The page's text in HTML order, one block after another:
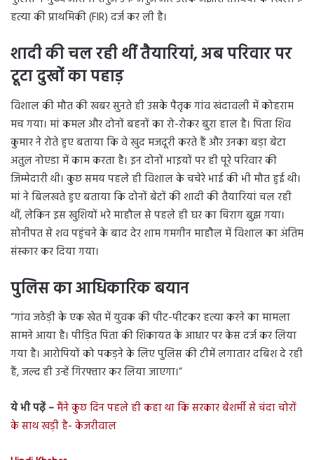
हत्या की प्राथमिकी (FIR) दर्ज कर ली है।
शादी की चल रही थीं तैयारियां, अब परिवार पर
टूटा दुखों का पहाड़
विशाल की मौत की खबर सुनते ही उसके पैतृक गांव खंदावली में कोहराम
मच गया। मां कमल और दोनों बहनों का रो-रोकर बुरा हाल है। पिता शिव
कुमार ने रोते हुए बताया कि वे खुद मजदूरी करते हैं और उनका बड़ा बेटा
अतुल नोएडा में काम करता है। इन दोनों भाइयों पर ही पूरे परिवार की
जिम्मेदारी थी। कुछ समय पहले ही विशाल के चचेरे भाई की भी मौत हुई थी।
मां ने बिलखते हुए बताया कि दोनों बेटों की शादी की तैयारियां चल रही
थीं, लेकिन इस खुशियों भरे माहौल से पहले ही घर का चिराग बुझ गया।
सोनीपत से शव पहुंचने के बाद देर शाम गमगीन माहौल में विशाल का अंतिम
संस्कार कर दिया गया।
पुलिस का आधिकारिक बयान
“गांव जठेड़ी के एक खेत में युवक की पीट-पीटकर हत्या करने का मामला
सामने आया है। पीड़ित पिता की शिकायत के आधार पर केस दर्ज कर लिया
गया है। आरोपियों को पकड़ने के लिए पुलिस की टीमें लगातार दबिश दे रही
हैं, जल्द ही उन्हें गिरफ्तार कर लिया जाएगा।”
ये भी पढ़ें –मैंने कुछ दिन पहले ही कहा था कि सरकार बेशर्मी से चंदा चोरों
के साथ खड़ी है- केजरीवाल